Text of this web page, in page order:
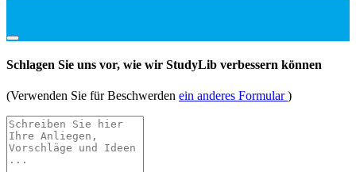
Schlagen Sie uns vor, wie wir StudyLib verbessern können
(Verwenden Sie für Beschwerden ein anderes Formular)